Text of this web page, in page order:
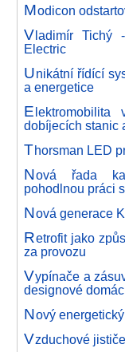
Modicon
Vladimír Tichý
Electric
Unikátní řídící
a energetice
E
dobíjecích stanic
Thorsman LED
Nová řada
pohodlnou práci
Nová generace
Retrofit jako
za provozu
Vypínače a
designové
Nový
Vzduchové